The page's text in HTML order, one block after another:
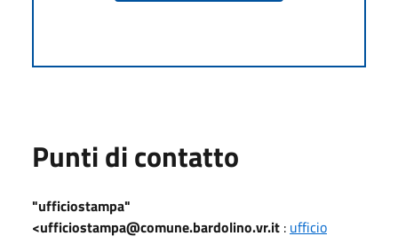
Punti di contatto
"ufficiostampa"
<ufficiostampa@comune.bardolino.vr.it : ufficio